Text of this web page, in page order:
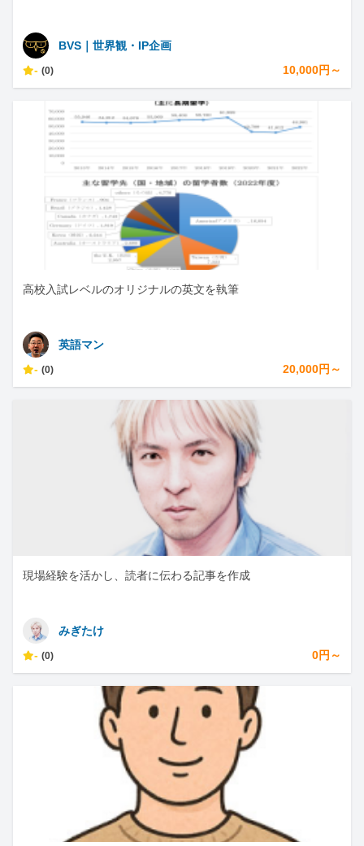
BVS｜世界観・IP企画
- (0) 10,000円～
高校入試レベルのオリジナルの英文を執筆
英語マン
- (0) 20,000円～
現場経験を活かし、読者に伝わる記事を作成
みぎたけ
- (0) 0円～